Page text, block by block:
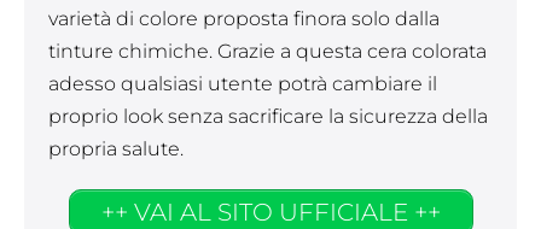
varietà di colore proposta finora solo dalla
tinture chimiche. Grazie a questa cera colorata
adesso qualsiasi utente potrà cambiare il
proprio look senza sacrificare la sicurezza della
propria salute.
++ VAI AL SITO UFFICIALE ++